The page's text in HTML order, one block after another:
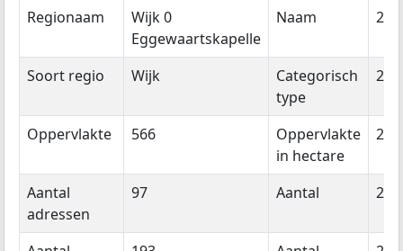
Regionaam
Wijk 0
Eggewaartskapelle
Naam
Soort regio Wijk
Categorisch
type
Oppervlakte 566
Oppervlakte
in hectare
Aantal
adressen
97 Aantal